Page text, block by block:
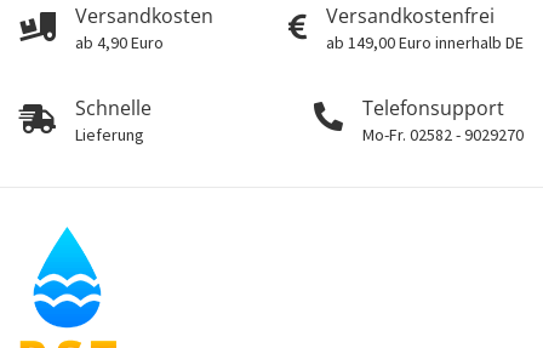
Versandkosten
ab 4,90 Euro
Versandkostenfrei
ab 149,00 Euro innerhalb DE
Schnelle
Lieferung
Telefonsupport
Mo-Fr. 02582 - 9029270